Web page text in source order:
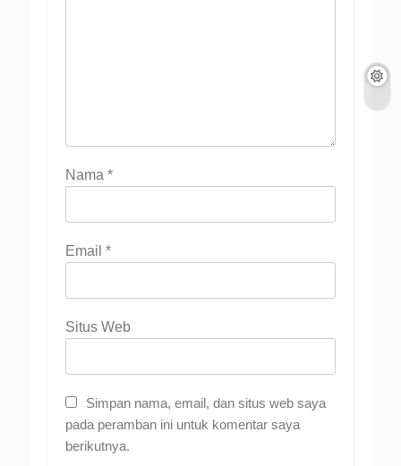
Nama *
Email *
Situs Web
Simpan nama, email, dan situs web saya
pada peramban ini untuk komentar saya
berikutnya.